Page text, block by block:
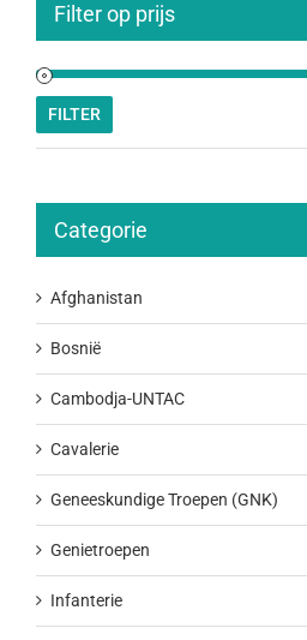
Filter op prijs
FILTER
Categorie
Afghanistan
Bosnië
Cambodja-UNTAC
Cavalerie
Geneeskundige Troepen (GNK)
Genietroepen
Infanterie